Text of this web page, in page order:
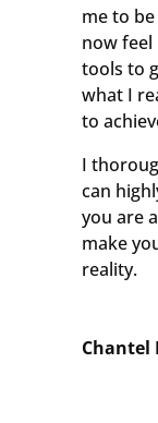
me to
now feel
tools to
what I
to
I
can
you are
make
reality.
Chantel